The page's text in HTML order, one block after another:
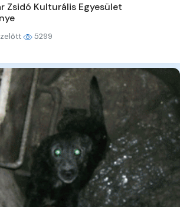
Zsidó Kulturális Egyesület
5299